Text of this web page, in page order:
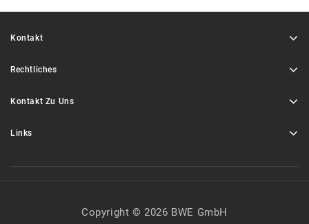
Kontakt
Rechtliches
Kontakt Zu Uns
Links
Copyright © 2026 BWE GmbH